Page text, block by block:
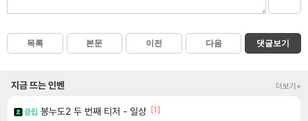
목록 본문 이전 다음 댓글보기
지금 뜨는 인벤 더보기+
클립 봉누도2 두 번째 티저 - 일상 [1]